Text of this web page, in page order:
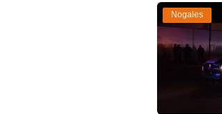
Nogales